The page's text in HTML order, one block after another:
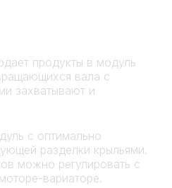
продукты в модуль
вала с
захватывают и
с оптимально
разделки крыльями.
можно регулировать с
вариаторе.